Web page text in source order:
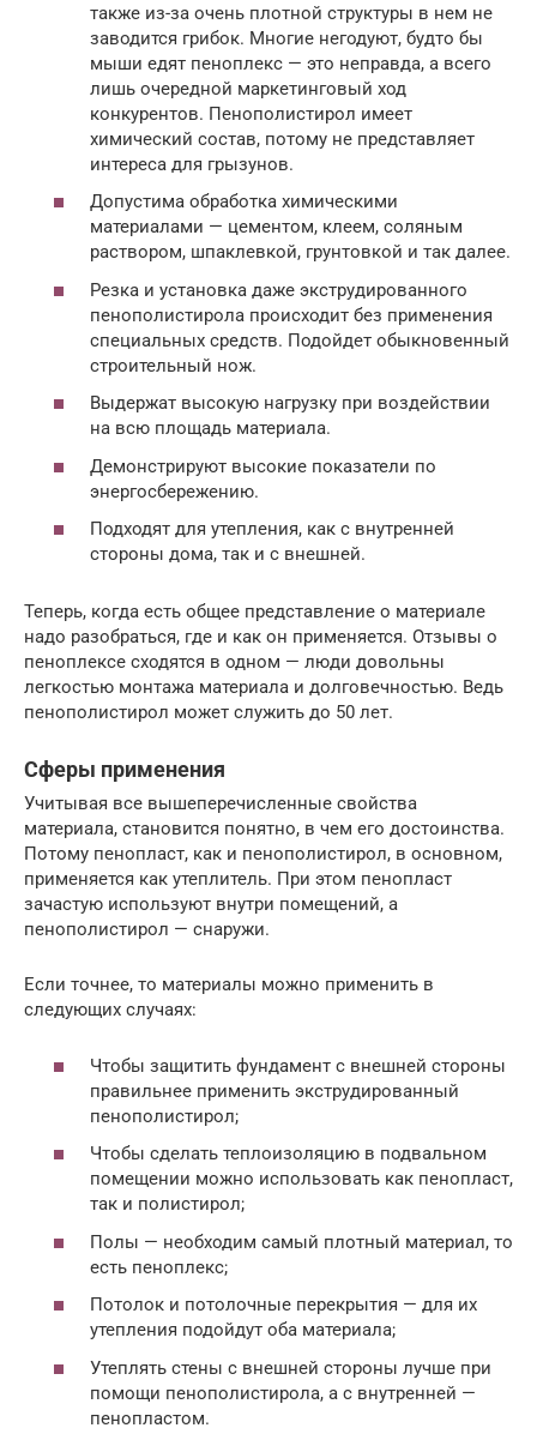
также из-за очень плотной структуры в нем не
заводится грибок. Многие негодуют, будто бы
мыши едят пеноплекс — это неправда, а всего
лишь очередной маркетинговый ход
конкурентов. Пенополистирол имеет
химический состав, потому не представляет
интереса для грызунов.
Допустима обработка химическими
материалами — цементом, клеем, соляным
раствором, шпаклевкой, грунтовкой и так далее.
Резка и установка даже экструдированного
пенополистирола происходит без применения
специальных средств. Подойдет обыкновенный
строительный нож.
Выдержат высокую нагрузку при воздействии
на всю площадь материала.
Демонстрируют высокие показатели по
энергосбережению.
Подходят для утепления, как с внутренней
стороны дома, так и с внешней.
Теперь, когда есть общее представление о материале
надо разобраться, где и как он применяется. Отзывы о
пеноплексе сходятся в одном — люди довольны
легкостью монтажа материала и долговечностью. Ведь
пенополистирол может служить до 50 лет.
Сферы применения
Учитывая все вышеперечисленные свойства
материала, становится понятно, в чем его достоинства.
Потому пенопласт, как и пенополистирол, в основном,
применяется как утеплитель. При этом пенопласт
зачастую используют внутри помещений, а
пенополистирол — снаружи.
Если точнее, то материалы можно применить в
следующих случаях:
Чтобы защитить фундамент с внешней стороны
правильнее применить экструдированный
пенополистирол;
Чтобы сделать теплоизоляцию в подвальном
помещении можно использовать как пенопласт,
так и полистирол;
Полы — необходим самый плотный материал, то
есть пеноплекс;
Потолок и потолочные перекрытия — для их
утепления подойдут оба материала;
Утеплять стены с внешней стороны лучше при
помощи пенополистирола, а с внутренней —
пенопластом.